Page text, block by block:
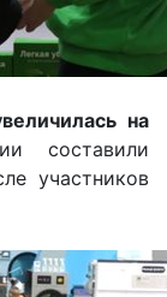
на
составили
участников